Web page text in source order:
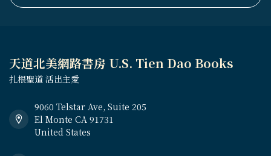
天道北美網路書房 U.S. Tien Dao Books
扎根聖道 活出主愛
9060 Telstar Ave, Suite 205
El Monte CA 91731
United States